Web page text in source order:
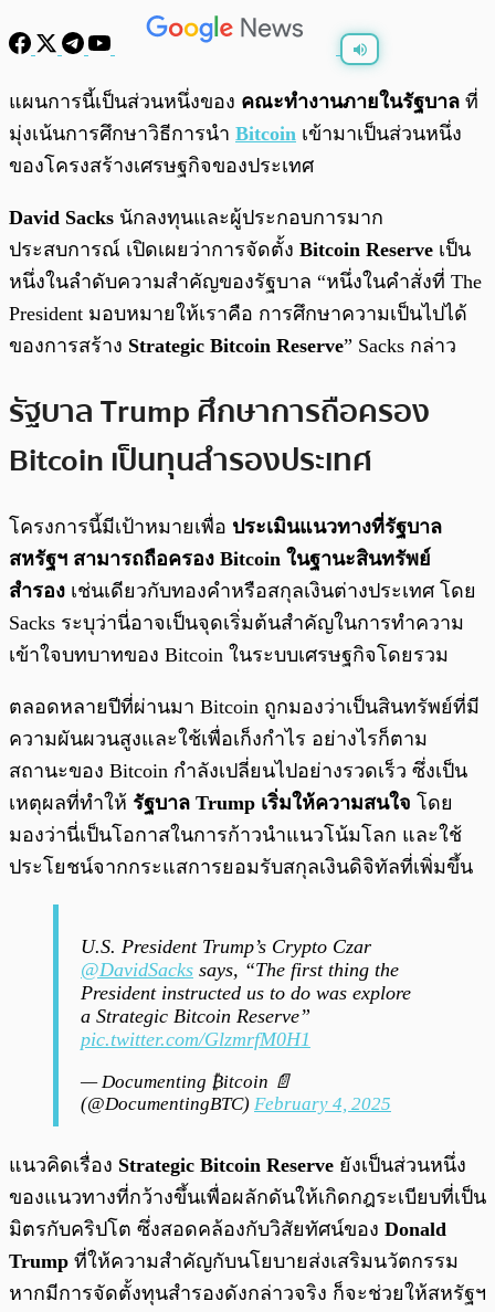
พร้อมเล่น 0:00 /
แผนการนี้เป็นส่วนหนึ่งของ คณะทำงานภายในรัฐบาล ที่
มุ่งเน้นการศึกษาวิธีการนำ Bitcoin เข้ามาเป็นส่วนหนึ่ง
ของโครงสร้างเศรษฐกิจของประเทศ
David Sacks นักลงทุนและผู้ประกอบการมาก
ประสบการณ์ เปิดเผยว่าการจัดตั้ง Bitcoin Reserve เป็น
หนึ่งในลำดับความสำคัญของรัฐบาล “หนึ่งในคำสั่งที่ The
President มอบหมายให้เราคือ การศึกษาความเป็นไปได้
ของการสร้าง Strategic Bitcoin Reserve” Sacks กล่าว
รัฐบาล Trump ศึกษาการถือครอง
Bitcoin เป็นทุนสำรองประเทศ
โครงการนี้มีเป้าหมายเพื่อ ประเมินแนวทางที่รัฐบาล
สหรัฐฯ สามารถถือครอง Bitcoin ในฐานะสินทรัพย์
สำรอง เช่นเดียวกับทองคำหรือสกุลเงินต่างประเทศ โดย
Sacks ระบุว่านี่อาจเป็นจุดเริ่มต้นสำคัญในการทำความ
เข้าใจบทบาทของ Bitcoin ในระบบเศรษฐกิจโดยรวม
ตลอดหลายปีที่ผ่านมา Bitcoin ถูกมองว่าเป็นสินทรัพย์ที่มี
ความผันผวนสูงและใช้เพื่อเก็งกำไร อย่างไรก็ตาม
สถานะของ Bitcoin กำลังเปลี่ยนไปอย่างรวดเร็ว ซึ่งเป็น
เหตุผลที่ทำให้ รัฐบาล Trump เริ่มให้ความสนใจ โดย
มองว่านี่เป็นโอกาสในการก้าวนำแนวโน้มโลก และใช้
ประโยชน์จากกระแสการยอมรับสกุลเงินดิจิทัลที่เพิ่มขึ้น
U.S. President Trump’s Crypto Czar
@DavidSacks says, “The first thing the
President instructed us to do was explore
a Strategic Bitcoin Reserve”
pic.twitter.com/GlzmrfM0H1
— Documenting ₿itcoin 📄
(@DocumentingBTC) February 4, 2025
แนวคิดเรื่อง Strategic Bitcoin Reserve ยังเป็นส่วนหนึ่ง
ของแนวทางที่กว้างขึ้นเพื่อผลักดันให้เกิดกฎระเบียบที่เป็น
มิตรกับคริปโต ซึ่งสอดคล้องกับวิสัยทัศน์ของ Donald
Trump ที่ให้ความสำคัญกับนโยบายส่งเสริมนวัตกรรม
หากมีการจัดตั้งทุนสำรองดังกล่าวจริง ก็จะช่วยให้สหรัฐฯ